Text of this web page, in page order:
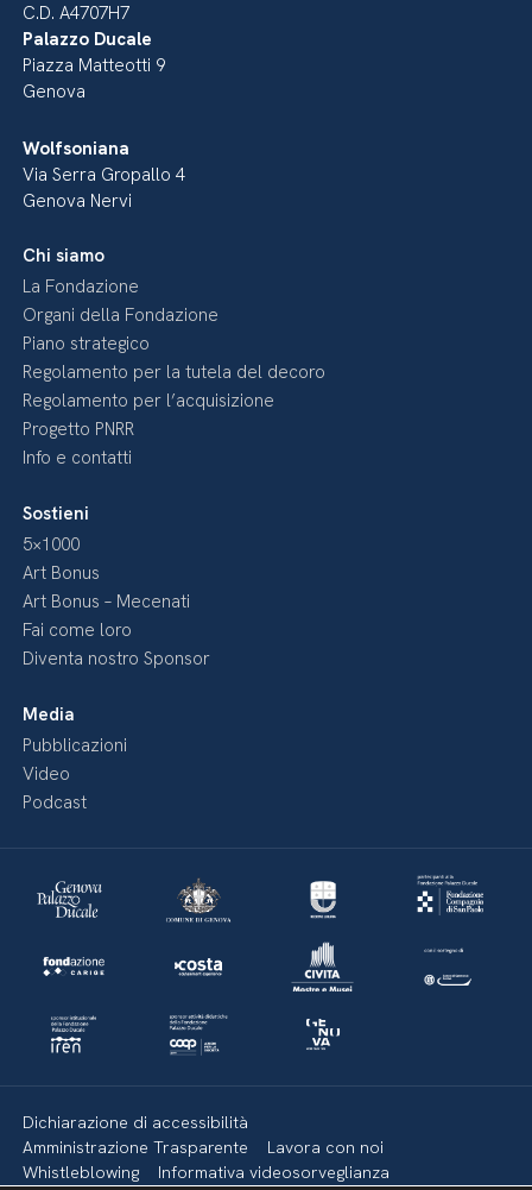
C.D. A4707H7
Palazzo Ducale
Piazza Matteotti 9
Genova
Wolfsoniana
Via Serra Gropallo 4
Genova Nervi
Chi siamo
La Fondazione
Organi della Fondazione
Piano strategico
Regolamento per la tutela del decoro
Regolamento per l’acquisizione
Progetto PNRR
Info e contatti
Sostieni
5×1000
Art Bonus
Art Bonus – Mecenati
Fai come loro
Diventa nostro Sponsor
Media
Pubblicazioni
Video
Podcast
Dichiarazione di accessibilità
Amministrazione Trasparente
Lavora con noi
Whistleblowing
Informativa videosorveglianza